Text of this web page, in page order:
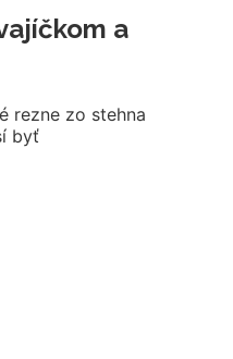
a
rezne zo stehna
byť